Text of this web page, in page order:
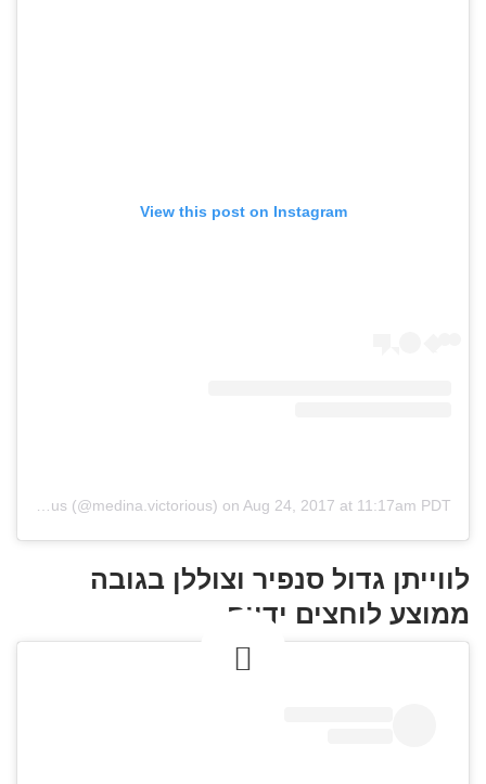
View this post on Instagram
on Aug 24, 2017 at 11:17am PDT
לווייתן גדול סנפיר וצוללן בגובה
ממוצע לוחצים ידיים